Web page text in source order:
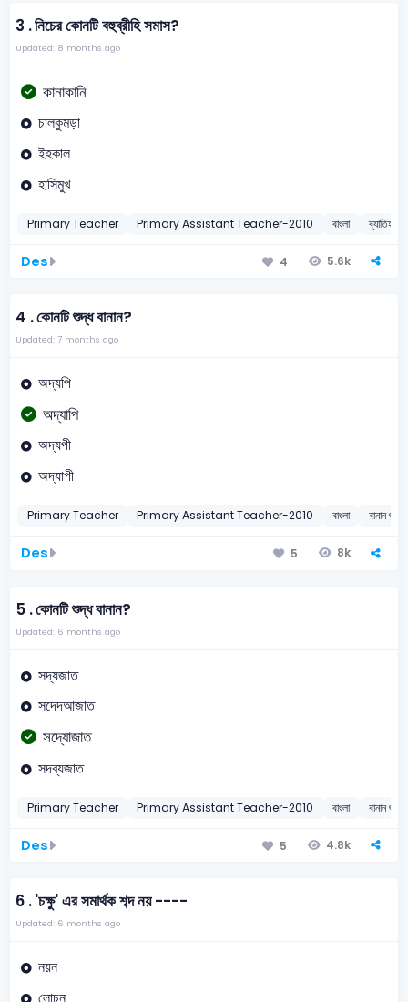
3 .নিচের কোনটি বহুব্রীহি সমাস?
Updated: 8 months ago
কানাকানি
চালকুমড়া
ইহকাল
হাসিমুখ
Primary Teacher Primary Assistant Teacher-2010 বাংলা ব্যাতিহার
Des 4 5.6k
4 .কোনটি শুদ্ধ বানান?
Updated: 7 months ago
অদ্যপি
অদ্যাপি
অদ্যপী
অদ্যাপী
Primary Teacher Primary Assistant Teacher-2010 বাংলা বানান
Des 5 8k
5 .কোনটি শুদ্ধ বানান?
Updated: 6 months ago
সদ্যজাত
সদেদআজাত
সদ্যোজাত
সদব্যজাত
Primary Teacher Primary Assistant Teacher-2010 বাংলা বানান
Des 5 4.8k
6 .'চক্ষু' এর সমার্থক শব্দ নয় ----
Updated: 6 months ago
নয়ন
লোচন